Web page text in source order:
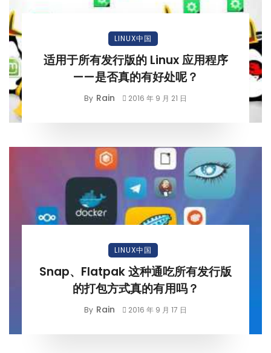
LINUX中国
适用于所有发行版的 Linux 应用程序
——是否真的有好处呢？
By Rain 2016 年 9 月 21 日
LINUX中国
Snap、Flatpak 这种通吃所有发行版
的打包方式真的有用吗？
By Rain 2016 年 9 月 17 日